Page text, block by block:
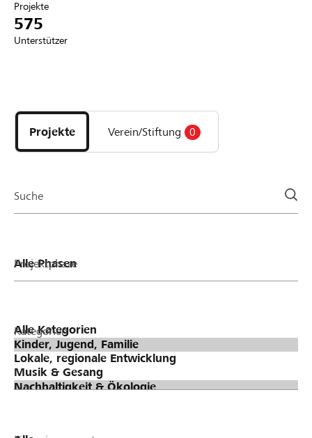
Anmelden
DE FR IT
Projekte
575
Unterstützer
Projekte
und
Organisationen
Projekte Verein/Stiftung 0
Suche
Projektphase
Kategorien